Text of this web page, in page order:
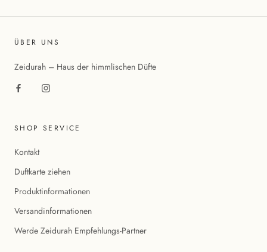
ÜBER UNS
Zeidurah – Haus der himmlischen Düfte
SHOP SERVICE
Kontakt
Duftkarte ziehen
Produktinformationen
Versandinformationen
Werde Zeidurah Empfehlungs-Partner